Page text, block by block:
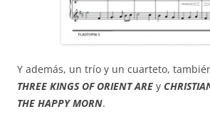
Y además, un trío y un cuarteto,
THREE KINGS OF ORIENT ARE y
THE HAPPY MORN.